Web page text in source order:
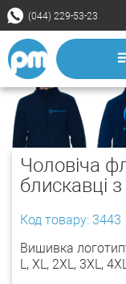
(044) 229-53-23
Чоловіча
блискавці
Код товару: 3443
Вишивка
L, XL, 2XL, 3XL,